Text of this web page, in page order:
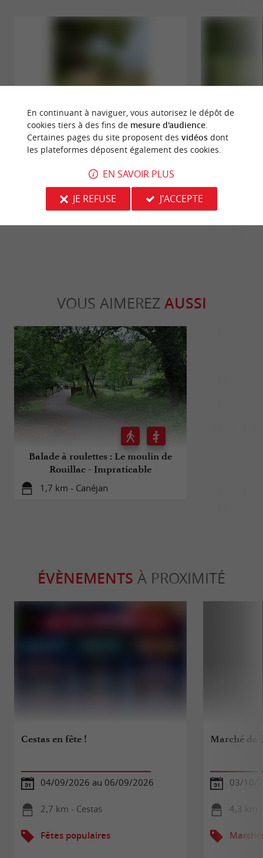
Parc de Pontaulic
cœur de Léognan, dans l’agglomération bordelaise.
Vous y ferez ...
4,4 km - Léognan
Parc René
un parc
VOUS AIMEREZ AUSSI
Balade à roulettes : Le moulin de
Rouillac - Impraticable
1,7 km - Canéjan
ÉVÈNEMENTS À PROXIMITÉ
Cestas en fête !
04/09/2026 au 06/09/2026
2,7 km - Cestas
Fêtes populaires
Marché de
03/10/
4,3 km
En continuant à naviguer, vous autorisez le dépôt de
cookies tiers à des fins de mesure d'audience.
Certaines pages du site proposent des vidéosdont
les plateformes déposent également des cookies.
EN SAVOIR PLUS
JE REFUSE
J'ACCEPTE